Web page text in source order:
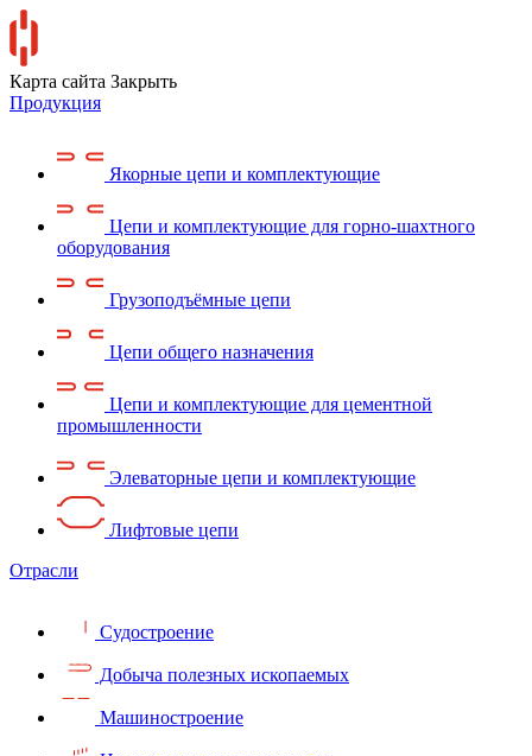
Карта сайта Закрыть
Продукция
Якорные цепи и комплектующие
Цепи и комплектующие для горно-шахтного
оборудования
Грузоподъёмные цепи
Цепи общего назначения
Цепи и комплектующие для цементной
промышленности
Элеваторные цепи и комплектующие
Лифтовые цепи
Отрасли
Судостроение
Добыча полезных ископаемых
Машиностроение